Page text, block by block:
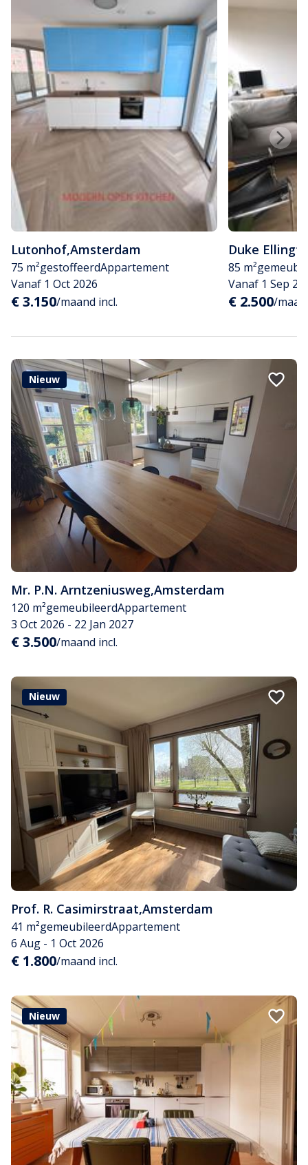
Lutonhof,Amsterdam
75 m²gestoffeerdAppartement
Vanaf 1 Oct 2026
€ 3.150/maand incl.
Duke
85 m²
Vanaf 1 Sep
€ 2.500/
Nieuw
Mr. P.N. Arntzeniusweg,Amsterdam
120 m²gemeubileerdAppartement
3 Oct 2026 - 22 Jan 2027
€ 3.500/maand incl.
Nieuw
Prof. R. Casimirstraat,Amsterdam
41 m²gemeubileerdAppartement
6 Aug - 1 Oct 2026
€ 1.800/maand incl.
Nieuw